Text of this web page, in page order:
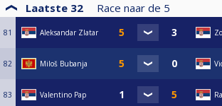
Laatste 32 Race naar de 5
81 Aleksandar Zlatar
82 Miloš Bubanja
83 Valentino Pap